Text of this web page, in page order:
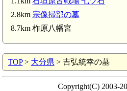
2.8km 宗像掃部の墓
8.7km 柞原八幡宮
TOP> 大分県 > 吉弘統幸の墓
Copyright(C) 2003-